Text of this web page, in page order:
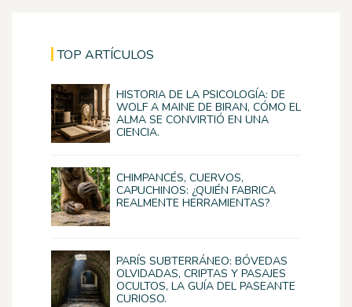
TOP ARTÍCULOS
HISTORIA DE LA PSICOLOGÍA: DE
WOLF A MAINE DE BIRAN, CÓMO EL
ALMA SE CONVIRTIÓ EN UNA
CIENCIA.
CHIMPANCÉS, CUERVOS,
CAPUCHINOS: ¿QUIÉN FABRICA
REALMENTE HERRAMIENTAS?
PARÍS SUBTERRÁNEO: BÓVEDAS
OLVIDADAS, CRIPTAS Y PASAJES
OCULTOS, LA GUÍA DEL PASEANTE
CURIOSO.